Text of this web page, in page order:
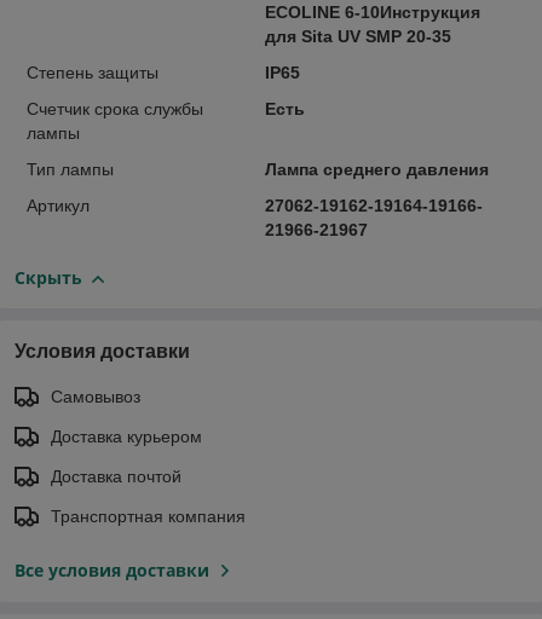
ECOLINE 6-10Инструкция
для Sita UV SMP 20-35
Степень защиты
IP65
Счетчик срока службы
лампы
Есть
Тип лампы
Лампа среднего давления
Артикул
27062-19162-19164-19166-
21966-21967
Скрыть
Условия доставки
Самовывоз
Доставка курьером
Доставка почтой
Транспортная компания
Все условия доставки